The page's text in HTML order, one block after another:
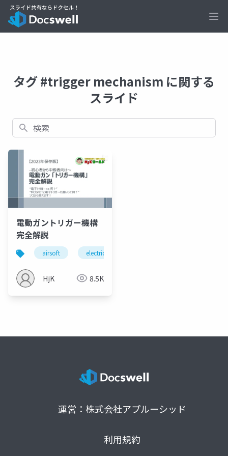
タグ #trigger mechanism に関する
スライド
検索
電動ガントリガー機構
完全解説
airsoft electric gun
HjK 8.5K
運営：株式会社アプルーシッド
利用規約